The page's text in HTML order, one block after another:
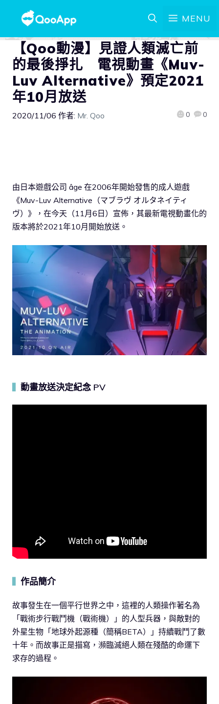
MENU
【Qoo動漫】見證人類滅亡前
的最後掙扎 電視動畫《Muv-
Luv Alternative》預定2021
年10月放送
2020/11/06 作者: Mr. Qoo 0 0
由日本遊戲公司 âge 在2006年開始發售的成人遊戲
《Muv-Luv Alternative（マブラヴ オルタネイティ
ヴ）》，在今天（11月6日）宣佈，其最新電視動畫化的
版本將於2021年10月開始放送。
動畫放送決定紀念 PV
作品簡介
故事發生在一個平行世界之中，這裡的人類操作著名為
「戰術步行戰鬥機（戰術機）」的人型兵器，與敵對的
外星生物「地球外起源種（簡稱BETA）」持續戰鬥了數
十年。而故事正是描寫，瀕臨滅絕人類在殘酷的命運下
求存的過程。